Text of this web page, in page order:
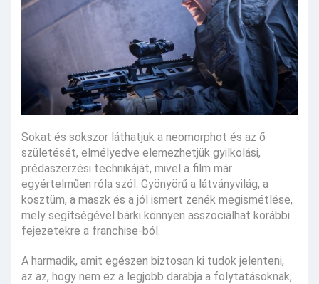
Sokat és sokszor láthatjuk a neomorphot és az ő
születését, elmélyedve elemezhetjük gyilkolási,
prédaszerzési technikáját, mivel a film már
egyértelműen róla szól. Gyönyörű a látványvilág, a
kosztüm, a maszk és a jól ismert zenék megismétlése,
mely segítségével bárki könnyen asszociálhat korábbi
fejezetekre a franchise-ból.
A harmadik, amit egészen biztosan ki tudok jelenteni,
az az, hogy nem ez a legjobb darabja a folytatásoknak,